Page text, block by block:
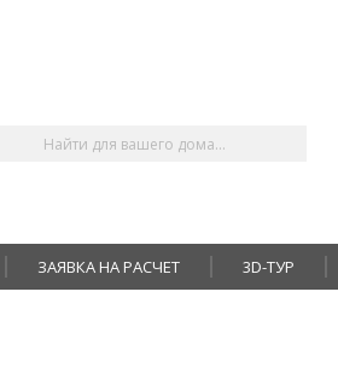
ЗАЯВКА НА РАСЧЕТ 3D-ТУР